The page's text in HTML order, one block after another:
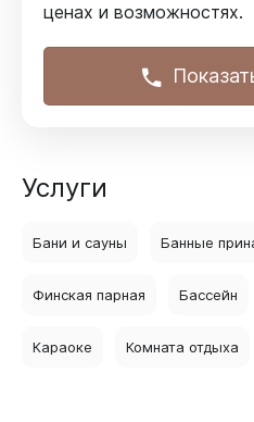
ценах и возможностях.
Услуги
Бани и сауны Банные
Финская парная Бассейн
Караоке Комната отдыха